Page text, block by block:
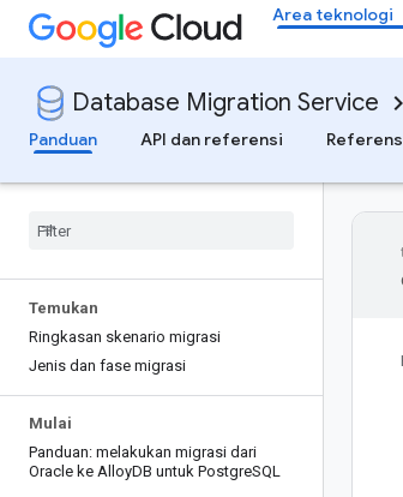
Area teknologi
Database Migration Service
Panduan
API dan referensi
Temukan
Ringkasan skenario migrasi
Jenis dan fase migrasi
Mulai
Panduan: melakukan migrasi dari
Oracle ke AlloyDB untuk PostgreSQL